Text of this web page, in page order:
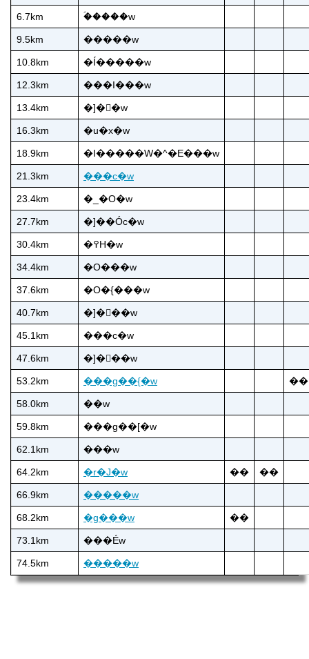
6.7km �ؑ����w
9.5km �����w
10.8km �Í�����w
12.3km ���I���w
13.4km �]�򖴗�w
16.3km �u�x�w
18.9km �I�����W�^�E���w
21.3km ���c�w
23.4km �_�O�w
27.7km �]��Óc�w
30.4km �߉H�w
34.4km �O���w
37.6km �O�{���w
40.7km �]�򔒒��w
45.1km ���c�w
47.6km �]�򑊐��w
53.2km ���g��{�w ��
58.0km ��w
59.8km ���g��[�w
62.1km ���w
64.2km �r�J�w �� ��
66.9km �����w
68.2km �g���w ��
73.1km ���Éw
74.5km �����w